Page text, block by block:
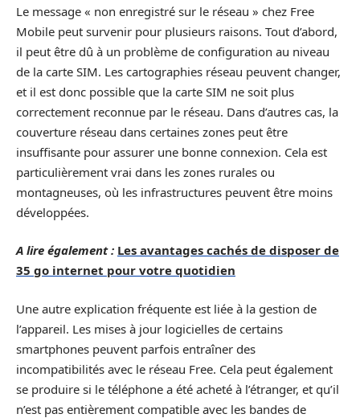
Le message « non enregistré sur le réseau » chez Free
Mobile peut survenir pour plusieurs raisons. Tout d’abord,
il peut être dû à un problème de configuration au niveau
de la carte SIM. Les cartographies réseau peuvent changer,
et il est donc possible que la carte SIM ne soit plus
correctement reconnue par le réseau. Dans d’autres cas, la
couverture réseau dans certaines zones peut être
insuffisante pour assurer une bonne connexion. Cela est
particulièrement vrai dans les zones rurales ou
montagneuses, où les infrastructures peuvent être moins
développées.
A lire également : Les avantages cachés de disposer de
35 go internet pour votre quotidien
Une autre explication fréquente est liée à la gestion de
l’appareil. Les mises à jour logicielles de certains
smartphones peuvent parfois entraîner des
incompatibilités avec le réseau Free. Cela peut également
se produire si le téléphone a été acheté à l’étranger, et qu’il
n’est pas entièrement compatible avec les bandes de